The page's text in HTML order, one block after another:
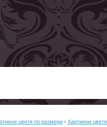
цветя по рaзмери › Хартиени